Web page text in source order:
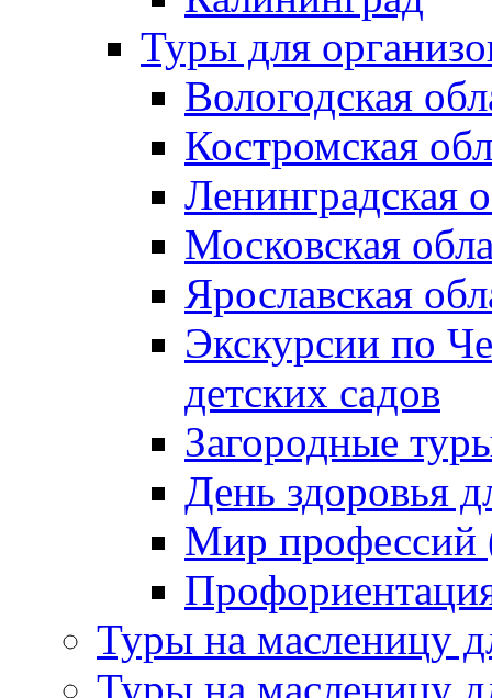
Туры для
Вологодская
Костромская
Ленинградская
Московская
Ярославская
Экскурсии по
детских садов
Загородные
День здоровья
Мир профессий
Туры на масленицу